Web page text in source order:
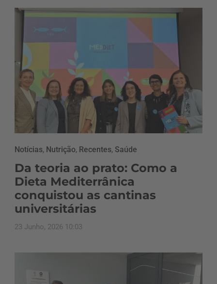
Notícias, Nutrição, Recentes, Saúde
Da teoria ao prato: Como a
Dieta Mediterrânica
conquistou as cantinas
universitárias
23 Junho, 2026 10:03